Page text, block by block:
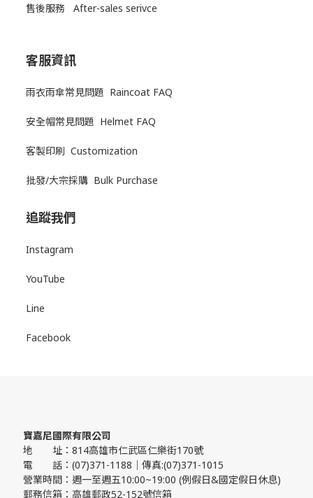
售後服務 After-sales serivce
客服資訊
雨衣雨傘常見問題 Raincoat FAQ
安全帽常見問題 Helmet FAQ
客製印刷 Customization
批發/大宗採購 Bulk Purchase
追蹤我們
Instagram
YouTube
Line
Facebook
寶嘉尼國際有限公司
地 址：814高雄市仁武區仁樂街170號
電 話：(07)371-1188｜傳真:(07)371-1015
營業時間：週一至週五10:00~19:00 (例假日&國定假日休息)
郵務信箱：高雄郵政52-152號信箱